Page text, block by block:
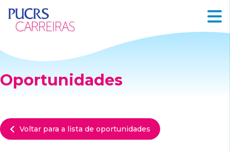
Oportunidades
Voltar para a lista de oportunidades